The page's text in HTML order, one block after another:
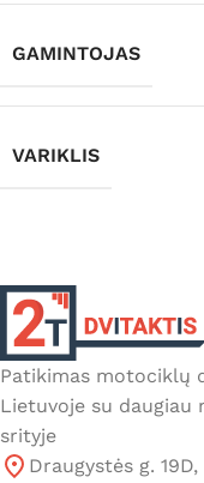
GAMINTOJAS
VARIKLIS
Patikimas motociklų
Lietuvoje su
srityje
Draugystės g. 19D,